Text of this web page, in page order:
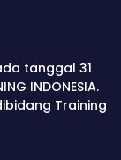
tanggal 31
INDONESIA.
Training